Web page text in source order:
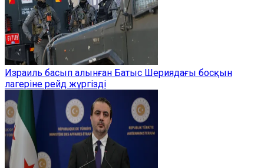
Израиль басып алынған Батыс Шериядағы босқын
лагеріне рейд жүргізді